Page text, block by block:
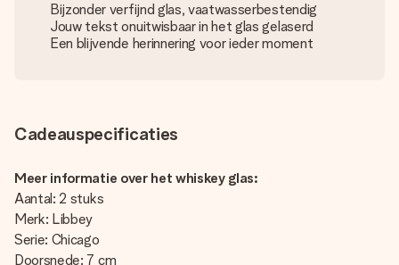
Bijzonder verfijnd glas, vaatwasserbestendig
Jouw tekst onuitwisbaar in het glas gelaserd
Een blijvende herinnering voor ieder moment
Cadeauspecificaties
Meer informatie over het whiskey glas:
Aantal: 2 stuks
Merk: Libbey
Serie: Chicago
Doorsnede: 7 cm